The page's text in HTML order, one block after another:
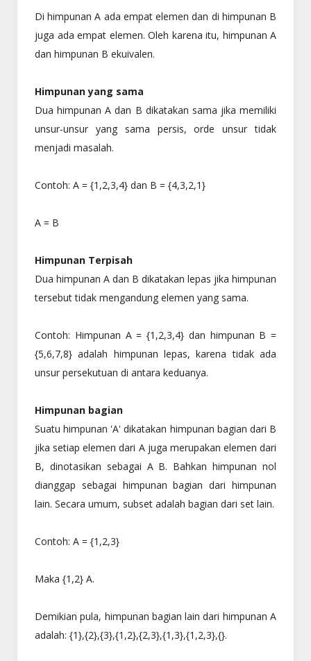
Di himpunan A ada empat elemen dan di himpunan B
juga ada empat elemen. Oleh karena itu, himpunan A
dan himpunan B ekuivalen.
Himpunan yang sama
Dua himpunan A dan B dikatakan sama jika memiliki
unsur-unsur yang sama persis, orde unsur tidak
menjadi masalah.
Contoh: A = {1,2,3,4} dan B = {4,3,2,1}
A = B
Himpunan Terpisah
Dua himpunan A dan B dikatakan lepas jika himpunan
tersebut tidak mengandung elemen yang sama.
Contoh: Himpunan A = {1,2,3,4} dan himpunan B =
{5,6,7,8} adalah himpunan lepas, karena tidak ada
unsur persekutuan di antara keduanya.
Himpunan bagian
Suatu himpunan 'A' dikatakan himpunan bagian dari B
jika setiap elemen dari A juga merupakan elemen dari
B, dinotasikan sebagai A B. Bahkan himpunan nol
dianggap sebagai himpunan bagian dari himpunan
lain. Secara umum, subset adalah bagian dari set lain.
Contoh: A = {1,2,3}
Maka {1,2} A.
Demikian pula, himpunan bagian lain dari himpunan A
adalah: {1},{2},{3},{1,2},{2,3},{1,3},{1,2,3},{}.